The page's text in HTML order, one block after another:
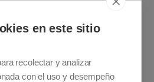
en este sitio
recolectar y analizar
con el uso y desempeño